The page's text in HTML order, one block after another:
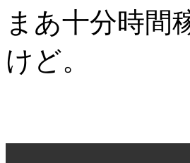
まあ十分時間
けど。